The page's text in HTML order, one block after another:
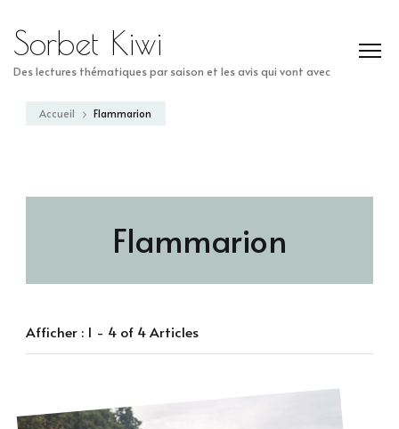
Sorbet Kiwi
Des lectures thématiques par saison et les avis qui vont avec
Accueil Flammarion
Flammarion
Afficher : 1 - 4 of 4 Articles